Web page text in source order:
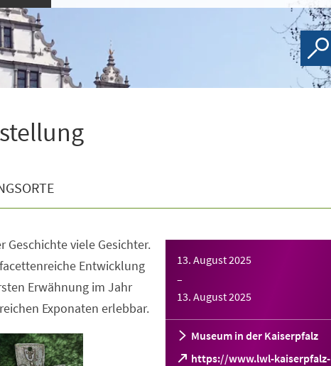
13. August 2025
–
13. August 2025
Museum in der Kaiserpfalz
https://www.lwl-kaiserpfalz-
Geschichte viele Gesichter.
Entwicklung
Erwähnung im Jahr
Exponaten erlebbar.